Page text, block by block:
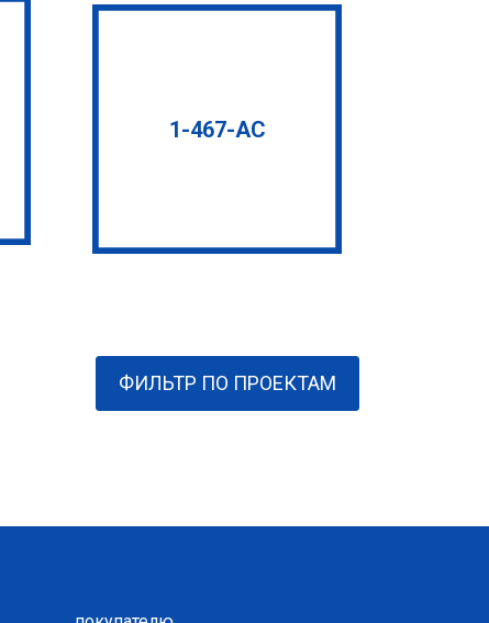
1-467-АС
ФИЛЬТР ПО ПРОЕКТАМ